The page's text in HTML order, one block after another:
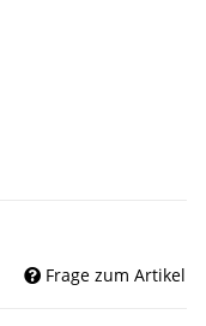
Frage zum Artikel